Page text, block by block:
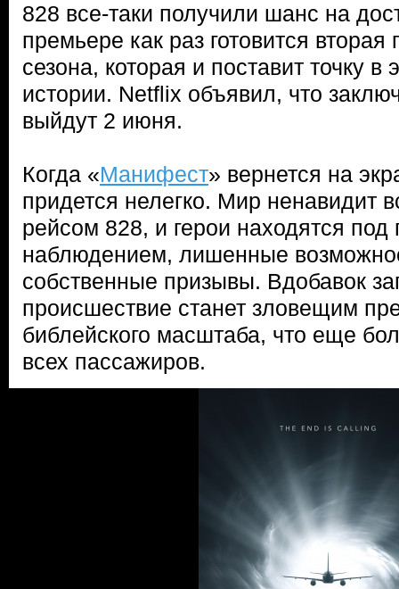
828 все-таки получили шанс на
премьере как раз готовится вторая
сезона, которая и поставит точку в
истории. Netflix объявил, что
выйдут 2 июня.
Когда «Манифест» вернется на
придется нелегко. Мир ненавидит
рейсом 828, и герои находятся
наблюдением, лишенные
собственные призывы. Вдобавок
происшествие станет зловещим
библейского масштаба, что еще
всех пассажиров.